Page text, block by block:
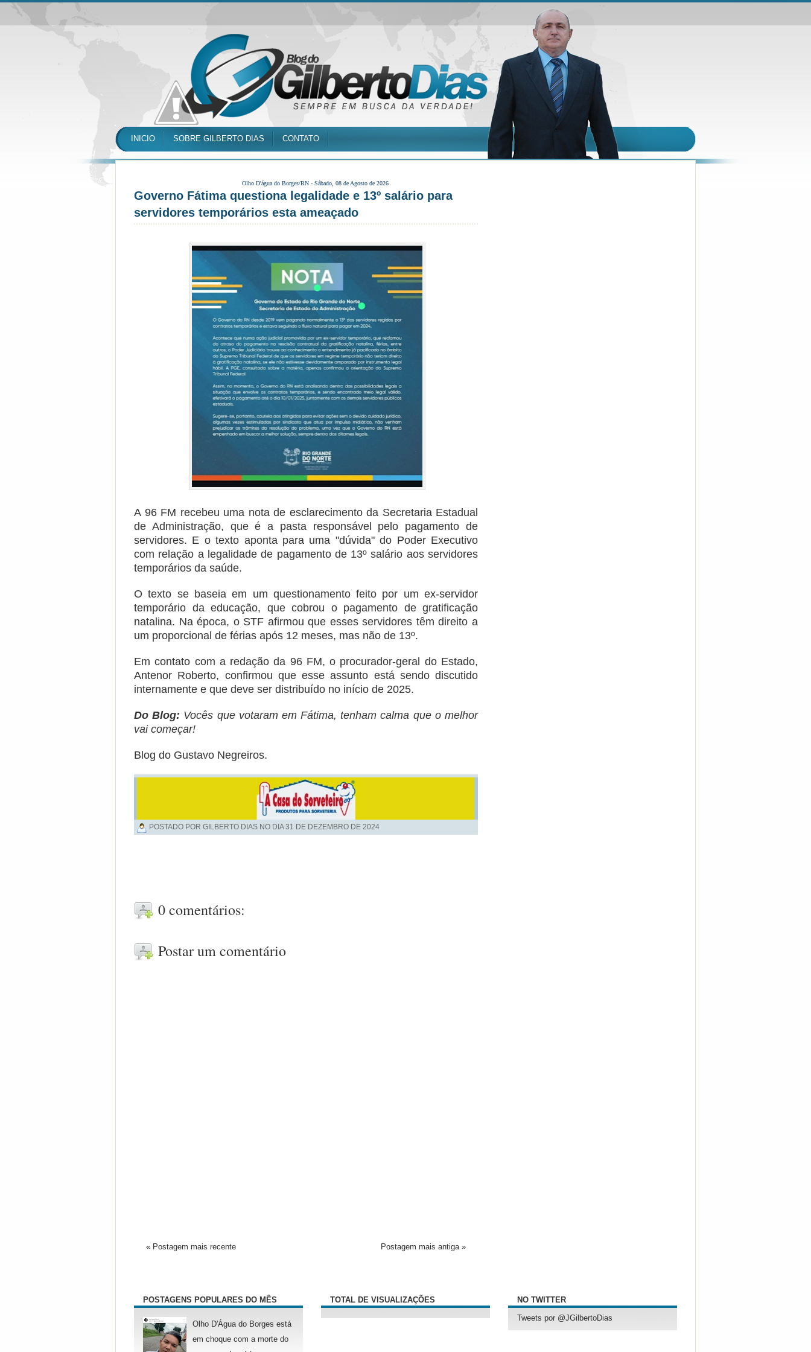
INICIO SOBRE GILBERTO DIAS CONTATO
Olho D'água do Borges/RN - Sábado, 08 de Agosto de 2026
Governo Fátima questiona legalidade e 13º salário para
servidores temporários esta ameaçado
A 96 FM recebeu uma nota de esclarecimento da Secretaria Estadual
de Administração, que é a pasta responsável pelo pagamento de
servidores. E o texto aponta para uma "dúvida" do Poder Executivo
com relação a legalidade de pagamento de 13º salário aos servidores
temporários da saúde.
O texto se baseia em um questionamento feito por um ex-servidor
temporário da educação, que cobrou o pagamento de gratificação
natalina. Na época, o STF afirmou que esses servidores têm direito a
um proporcional de férias após 12 meses, mas não de 13º.
Em contato com a redação da 96 FM, o procurador-geral do Estado,
Antenor Roberto, confirmou que esse assunto está sendo discutido
internamente e que deve ser distribuído no início de 2025.
Do Blog: Vocês que votaram em Fátima, tenham calma que o melhor
vai começar!
Blog do Gustavo Negreiros.
POSTADO POR GILBERTO DIAS NO DIA31 DE DEZEMBRO DE 2024
0 comentários:
Postar um comentário
« Postagem mais recente Postagem mais antiga »
POSTAGENS POPULARES DO MÊS
Olho D'Água do Borges está
em choque com a morte do
TOTAL DE VISUALIZAÇÕES NO TWITTER
Tweets por @JGilbertoDias